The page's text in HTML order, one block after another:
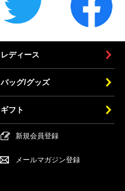
レディース
バッグ/グッズ
ギフト
新規会員登録
メールマガジン登録